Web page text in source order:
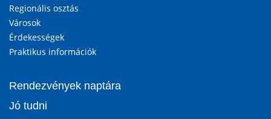
Regionális osztás
Városok
Érdekességek
Praktikus információk
Rendezvények naptára
Jó tudni